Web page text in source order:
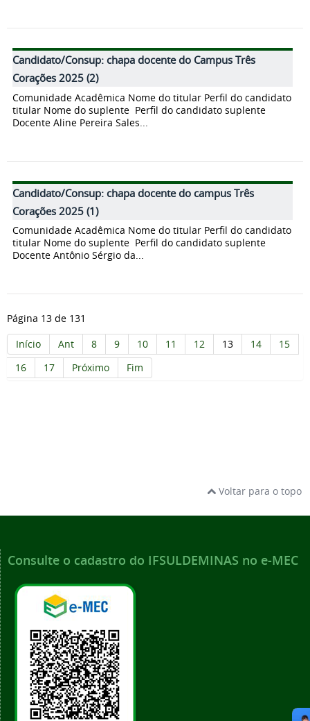
Candidato/Consup: chapa docente do Campus Três
Corações 2025 (2)
Comunidade Acadêmica Nome do titular Perfil do candidato
titular Nome do suplente Perfil do candidato suplente
Docente Aline Pereira Sales...
Candidato/Consup: chapa docente do campus Três
Corações 2025 (1)
Comunidade Acadêmica Nome do titular Perfil do candidato
titular Nome do suplente Perfil do candidato suplente
Docente Antônio Sérgio da...
Página 13 de 131
Início
Ant 8 9 10 11 12 13 14
15
16
17 Próximo Fim
Voltar para o topo
Consulte o cadastro do IFSULDEMINAS no e-MEC